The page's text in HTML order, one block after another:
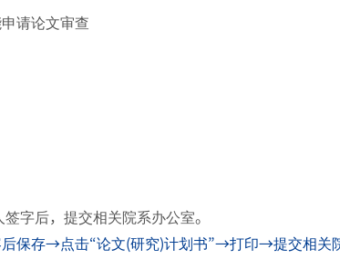
请论文审查
字后，提交相关院系办公室。
保存→点击“论文(研究)计划书”→打印→提交相关